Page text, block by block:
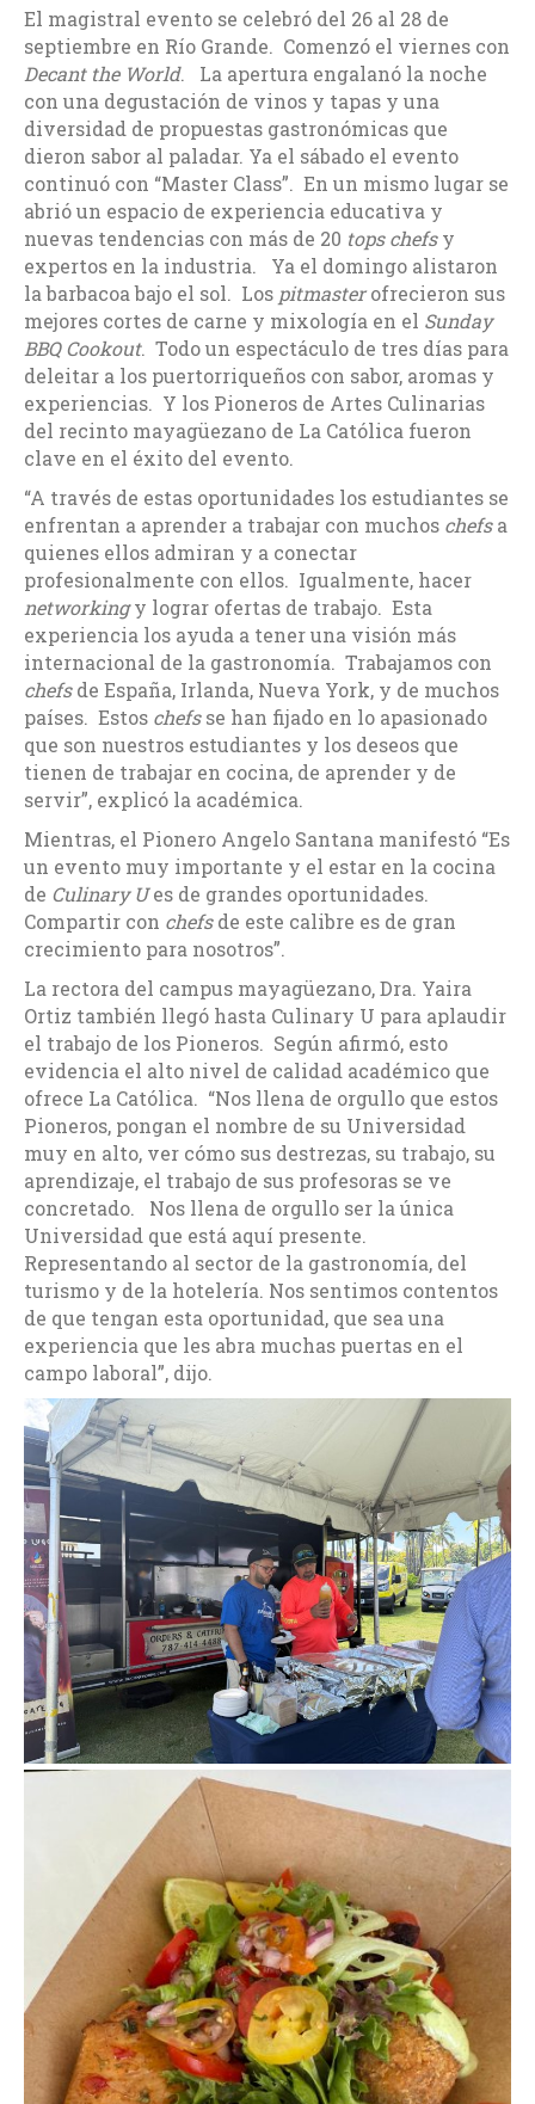
El magistral evento se celebró del 26 al 28 de
septiembre en Río Grande. Comenzó el viernes con
Decant the World. La apertura engalanó la noche
con una degustación de vinos y tapas y una
diversidad de propuestas gastronómicas que
dieron sabor al paladar. Ya el sábado el evento
continuó con “Master Class”. En un mismo lugar se
abrió un espacio de experiencia educativa y
nuevas tendencias con más de 20 tops chefsy
expertos en la industria. Ya el domingo alistaron
la barbacoa bajo el sol. Los pitmasterofrecieron sus
mejores cortes de carne y mixología en el Sunday
BBQ Cookout. Todo un espectáculo de tres días para
deleitar a los puertorriqueños con sabor, aromas y
experiencias. Y los Pioneros de Artes Culinarias
del recinto mayagüezano de La Católica fueron
clave en el éxito del evento.
“A través de estas oportunidades los estudiantes se
enfrentan a aprender a trabajar con muchos chefsa
quienes ellos admiran y a conectar
profesionalmente con ellos. Igualmente, hacer
networkingy lograr ofertas de trabajo. Esta
experiencia los ayuda a tener una visión más
internacional de la gastronomía. Trabajamos con
chefsde España, Irlanda, Nueva York, y de muchos
países. Estos chefsse han fijado en lo apasionado
que son nuestros estudiantes y los deseos que
tienen de trabajar en cocina, de aprender y de
servir”, explicó la académica.
Mientras, el Pionero Angelo Santana manifestó “Es
un evento muy importante y el estar en la cocina
de Culinary Ues de grandes oportunidades.
Compartir con chefsde este calibre es de gran
crecimiento para nosotros”.
La rectora del campus mayagüezano, Dra. Yaira
Ortiz también llegó hasta Culinary U para aplaudir
el trabajo de los Pioneros. Según afirmó, esto
evidencia el alto nivel de calidad académico que
ofrece La Católica. “Nos llena de orgullo que estos
Pioneros, pongan el nombre de su Universidad
muy en alto, ver cómo sus destrezas, su trabajo, su
aprendizaje, el trabajo de sus profesoras se ve
concretado. Nos llena de orgullo ser la única
Universidad que está aquí presente.
Representando al sector de la gastronomía, del
turismo y de la hotelería. Nos sentimos contentos
de que tengan esta oportunidad, que sea una
experiencia que les abra muchas puertas en el
campo laboral”, dijo.